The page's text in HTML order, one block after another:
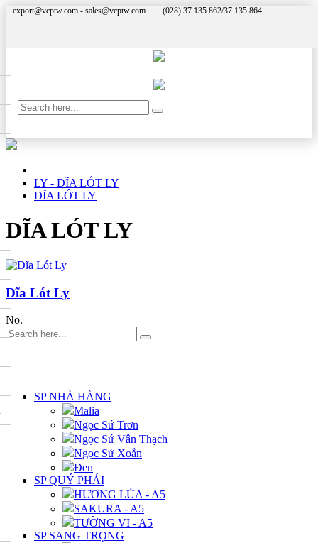
export@vcptw.com - sales@vcptw.com (028) 37.135.862/37.135.864
LY - DĨA LÓT LY
DĨA LÓT LY
DĨA LÓT LY
Dĩa Lót Ly
No.
SP NHÀ HÀNG
Malia
Ngọc Sứ Trơn
Ngọc Sứ Vân Thạch
Ngọc Sứ Xoắn
Đen
SP QUÝ PHÁI
HƯƠNG LÚA - A5
SAKURA - A5
TƯỜNG VI - A5
SP SANG TRỌNG